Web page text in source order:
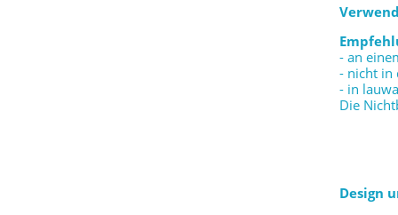
- an
- nicht in
- in
Die
Design